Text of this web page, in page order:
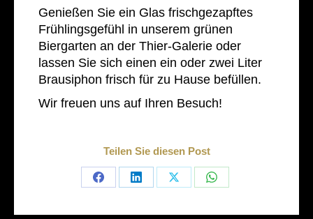
Genießen Sie ein Glas frischgezapftes
Frühlingsgefühl in unserem grünen
Biergarten an der Thier-Galerie oder
lassen Sie sich einen ein oder zwei Liter
Brausiphon frisch für zu Hause befüllen.
Wir freuen uns auf Ihren Besuch!
Teilen Sie diesen Post
Share
Share
Share
Share